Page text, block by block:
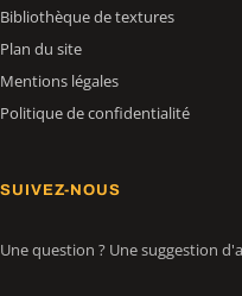
Bibliothèque de textures
Plan du site
Mentions légales
Politique de confidentialité
SUIVEZ-NOUS
Une question ? Une suggestion